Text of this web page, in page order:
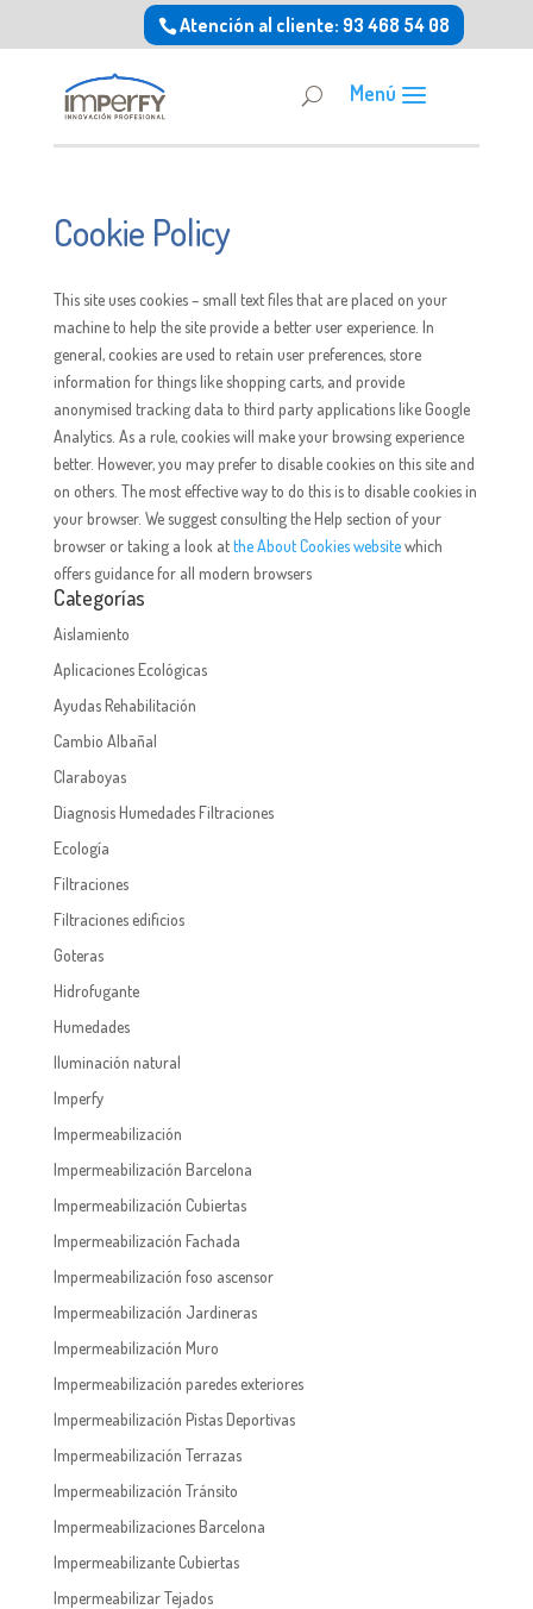
Atención al cliente: 93 468 54 08
Cookie Policy
This site uses cookies – small text files that are placed on your
machine to help the site provide a better user experience. In
general, cookies are used to retain user preferences, store
information for things like shopping carts, and provide
anonymised tracking data to third party applications like Google
Analytics. As a rule, cookies will make your browsing experience
better. However, you may prefer to disable cookies on this site and
on others. The most effective way to do this is to disable cookies in
your browser. We suggest consulting the Help section of your
browser or taking a look atthe About Cookies websitewhich
offers guidance for all modern browsers
Categorías
Aislamiento
Aplicaciones Ecológicas
Ayudas Rehabilitación
Cambio Albañal
Claraboyas
Diagnosis Humedades Filtraciones
Ecología
Filtraciones
Filtraciones edificios
Goteras
Hidrofugante
Humedades
Iluminación natural
Imperfy
Impermeabilización
Impermeabilización Barcelona
Impermeabilización Cubiertas
Impermeabilización Fachada
Impermeabilización foso ascensor
Impermeabilización Jardineras
Impermeabilización Muro
Impermeabilización paredes exteriores
Impermeabilización Pistas Deportivas
Impermeabilización Terrazas
Impermeabilización Tránsito
Impermeabilizaciones Barcelona
Impermeabilizante Cubiertas
Impermeabilizar Tejados